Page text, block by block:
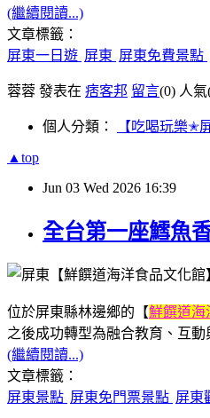
(繼續閱讀...)
文章標籤：
屏東一日遊 屏東 屏東免費景點
蓉蓉 發表在 痞客邦 留言(0) 人氣
個人分類： 【吃喝玩樂✭
▲top
Jun 03 Wed 2026 16:39
全台第一座鱈魚
位於屏東縣林邊鄉的【鮮饌道海
之後成功轉型為融合教育、互
(繼續閱讀...)
文章標籤：
屏東景點 屏東免門票景點 屏東